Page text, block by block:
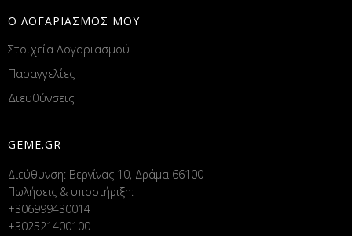
Ο ΛΟΓΑΡΙΑΣΜΟΣ ΜΟΥ
Στοιχεία Λογαριασμού
Παραγγελίες
Διευθύνσεις
GEME.GR
Διεύθυνση: Βεργίνας 10, Δράμα 66100
Πωλήσεις & υποστήριξη:
+306999430014
+302521400100